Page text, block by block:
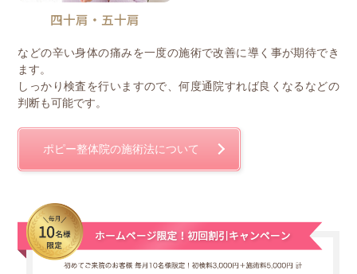
四十肩・五十肩
などの辛い身体の痛みを一度の施術で改善に導く事が期待でき
ます。
しっかり検査を行いますので、何度通院すれば良くなるなどの
判断も可能です。
ポピー整体院の施術法について